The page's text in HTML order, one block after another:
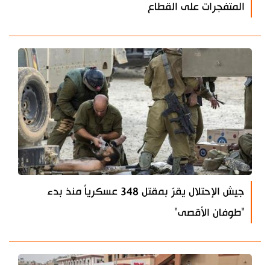
المتفجرات على القطاع
جيش الإحتلال يقرّ بمقتل 348 عسكرياً منذ بدء
"طوفان الأقصى"